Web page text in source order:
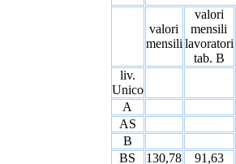
valori
mensili
valori
mensili
lavoratori
tab. B
liv.
Unico
A
AS
B
BS
130,78
91,63